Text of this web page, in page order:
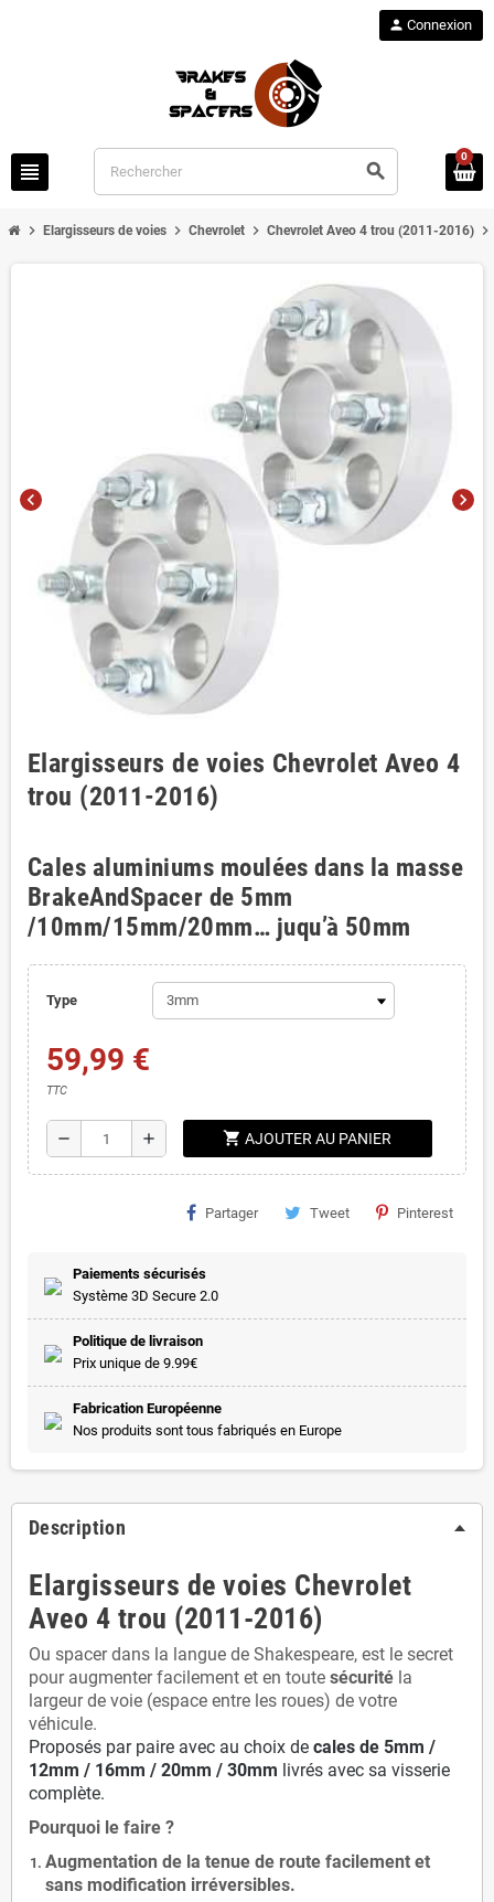
view_headline search
person Connexion
0
chevron_right Elargisseurs de voies chevron_right Chevrolet chevron_right Chevrolet Aveo 4 trou (2011-2016) chevron_right
chevron_left chevron_right
Elargisseurs de voies Chevrolet Aveo 4
trou (2011-2016)
Cales aluminiums moulées dans la masse
BrakeAndSpacer de 5mm
/10mm/15mm/20mm… juqu’à 50mm
Type
59,99 €
TTC
remove add shopping_cart AJOUTER AU PANIER
Partager Tweet Pinterest
Paiements sécurisés
Système 3D Secure 2.0
Politique de livraison
Prix unique de 9.99€
Fabrication Européenne
Nos produits sont tous fabriqués en Europe
Description
Elargisseurs de voies Chevrolet
Aveo 4 trou (2011-2016)
Ou spacer dans la langue de Shakespeare, est le secret
pour augmenter facilement et en toute sécurité la
largeur de voie (espace entre les roues) de votre
véhicule.
Proposés par paire avec au choix de cales de 5mm /
12mm / 16mm / 20mm / 30mm livrés avec sa visserie
complète.
Pourquoi le faire ?
Augmentation de la tenue de route facilement et
sans modification irréversibles.